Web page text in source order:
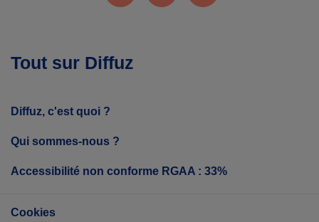
Tout sur Diffuz
Diffuz, c'est quoi ?
Qui sommes-nous ?
Accessibilité non conforme RGAA : 33%
Cookies